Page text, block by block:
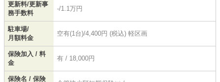
更新料/更新事
務手数料
-/1.1万円
駐車場/
月額料金
空有(1台)/4,400円 (税込) 軽区画
保険加入 / 料
金
有 / 18,000円
保険名 / 保険